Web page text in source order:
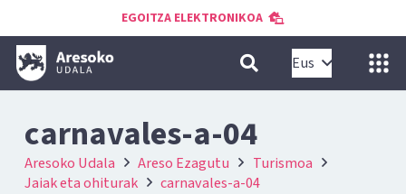
EGOITZA ELEKTRONIKOA
Eus
carnavales-a-04
Aresoko Udala Areso Ezagutu
Turismoa
Jaiak eta ohiturak
carnavales-a-04